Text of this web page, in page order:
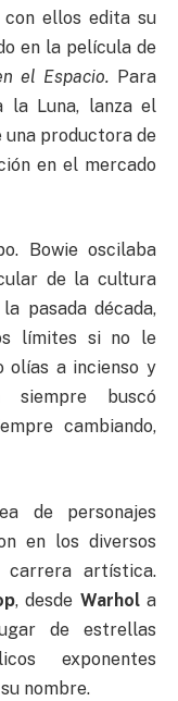
ellos edita su
en la película de
el Espacio. Para
la Luna, lanza el
una productora de
en el mercado
Bowie oscilaba
de la cultura
pasada década,
límites si no le
olías a incienso y
siempre buscó
cambiando,
de personajes
en los diversos
artística.
, desde Warhola
de estrellas
exponentes
nombre.